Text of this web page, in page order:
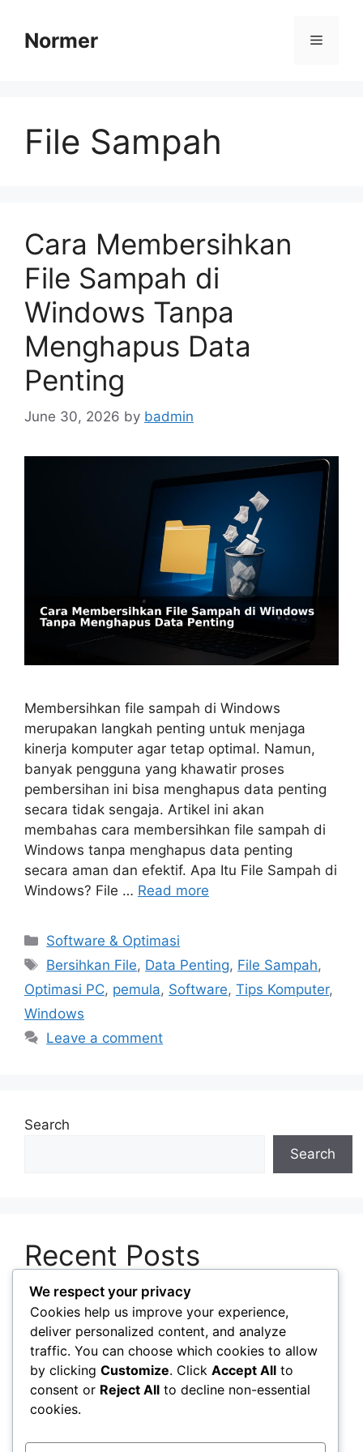
contentNormer Menu
File Sampah
Cara Membersihkan
File Sampah di
Windows Tanpa
Menghapus Data
Penting
June 30, 2026 by badmin
Membersihkan file sampah di Windows
merupakan langkah penting untuk menjaga
kinerja komputer agar tetap optimal. Namun,
banyak pengguna yang khawatir proses
pembersihan ini bisa menghapus data penting
secara tidak sengaja. Artikel ini akan
membahas cara membersihkan file sampah di
Windows tanpa menghapus data penting
secara aman dan efektif. Apa Itu File Sampah di
Windows? File … Read more
Categories
Software & Optimasi
Tags
Bersihkan File, Data Penting, File Sampah,
Optimasi PC, pemula, Software, Tips Komputer,
Windows
Leave a comment
Search
Search
Recent Posts
Mengenal Perbedaan Perangkat Lunak
Berlisensi, Gratis, dan Sumber Terbuka
Pentingnya Memperbarui Perangkat Lunak
untuk Menjaga Keamanan Sistem
Cara Mengelola Aplikasi Startup agar Komputer
Menyala Lebih Cepat
Panduan Memilih Sistem Operasi Sesuai
We respect your privacy
Cookies help us improve your experience,
deliver personalized content, and analyze
traffic. You can choose which cookies to allow
by clicking Customize. Click Accept All to
consent or Reject All to decline non-essential
cookies.